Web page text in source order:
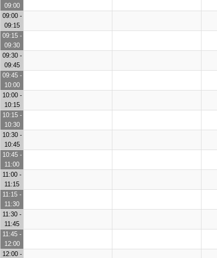
09:00
09:00 -
09:15
09:15 -
09:30
09:30 -
09:45
09:45 -
10:00
10:00 -
10:15
10:15 -
10:30
10:30 -
10:45
10:45 -
11:00
11:00 -
11:15
11:15 -
11:30
11:30 -
11:45
11:45 -
12:00
12:00 -